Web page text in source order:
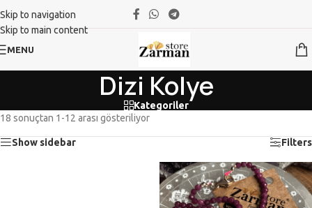
Skip to navigation
Skip to main content
MENU
Dizi Kolye
Kategoriler
18 sonuçtan 1-12 arası gösteriliyor
Show sidebar Filters